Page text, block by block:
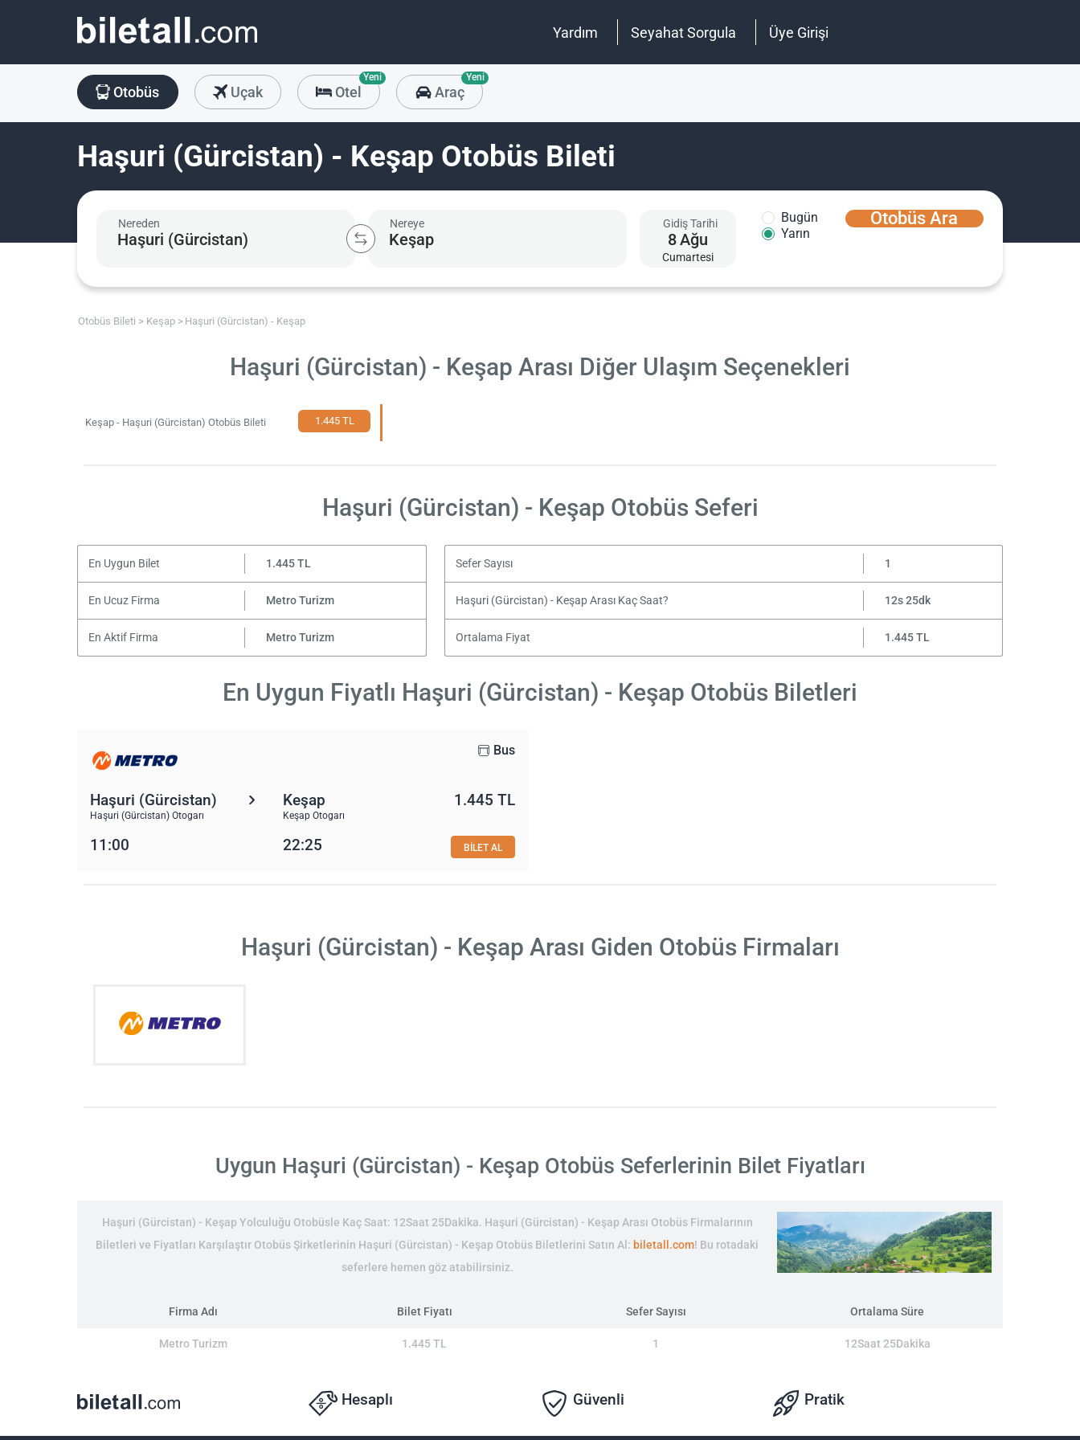
Yardım Seyahat Sorgula Üye Girişi
Otobüs Uçak Otel
Yeni
Araç
Yeni
Haşuri (Gürcistan) - Keşap Otobüs Bileti
Nereden Nereye Gidiş Tarihi
8Ağu
Cumartesi
Bugün
Yarın
Otobüs Ara
Otobüs Bileti Keşap Haşuri (Gürcistan) - Keşap
Haşuri (Gürcistan) - Keşap Arası Diğer Ulaşım Seçenekleri
Keşap - Haşuri (Gürcistan) Otobüs Bileti 1.445 TL
Haşuri (Gürcistan) - Keşap Otobüs Seferi
En Uygun Bilet 1.445 TL Sefer Sayısı 1
En Ucuz Firma Metro Turizm Haşuri (Gürcistan) - Keşap Arası Kaç Saat? 12s 25dk
En Aktif Firma Metro Turizm Ortalama Fiyat 1.445 TL
En Uygun Fiyatlı Haşuri (Gürcistan) - Keşap Otobüs Biletleri
Bus
Haşuri (Gürcistan)
Haşuri (Gürcistan) Otogarı
Keşap
Keşap Otogarı
1.445 TL
11:00 22:25 BİLET AL
Haşuri (Gürcistan) - Keşap Arası Giden Otobüs Firmaları
Uygun Haşuri (Gürcistan) - Keşap Otobüs Seferlerinin Bilet Fiyatları
Haşuri (Gürcistan) - Keşap Yolculuğu Otobüsle Kaç Saat: 12Saat 25Dakika. Haşuri (Gürcistan) - Keşap Arası Otobüs Firmalarının
Biletleri ve Fiyatları Karşılaştır Otobüs Şirketlerinin Haşuri (Gürcistan) - Keşap Otobüs Biletlerini Satın Al: biletall.com! Bu rotadaki
seferlere hemen göz atabilirsiniz.
Firma Adı Bilet Fiyatı Sefer Sayısı Ortalama Süre
Metro Turizm 1.445 TL 1 12Saat 25Dakika
Hesaplı Güvenli Pratik